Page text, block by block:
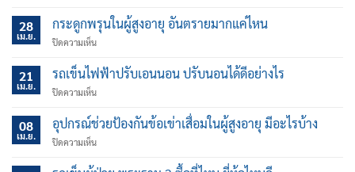
28
เม.ย.
กระดูกพรุนในผู้สูงอายุ อันตรายมากแค่ไหน
ปิดความเห็นบน
พรุน
ใน
ผู้
อายุ
มาก
21
เม.ย.
รถเข็นไฟฟ้าปรับเอนนอน ปรับนอนได้ดีอย่างไร
ปิดความเห็นบน
เข็น
ไฟฟ้า
ปรับ
08
เม.ย.
อุปกรณ์ช่วยป้องกันข้อเข่าเสื่อมในผู้สูงอายุ มีอะไรบ้าง
ปิดความเห็นบน
ช่วย